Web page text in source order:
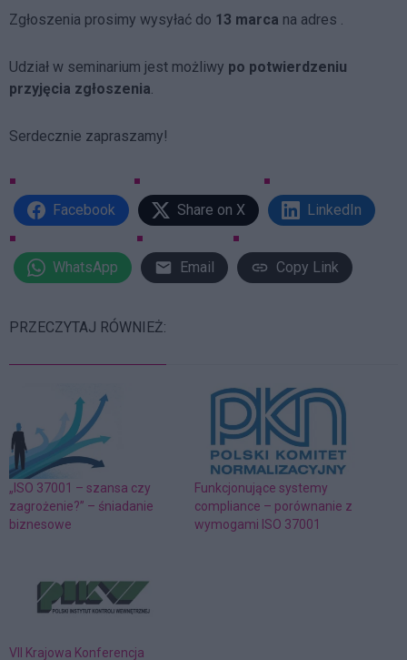
Zgłoszenia prosimy wysyłać do 13 marca na adres .
Udział w seminarium jest możliwy po potwierdzeniu
przyjęcia zgłoszenia
Serdecznie zapraszamy!
Facebook Share on X LinkedIn
WhatsApp Email Copy Link
PRZECZYTAJ RÓWNIEŻ:
„ISO 37001 – szansa czy
zagrożenie?” – śniadanie
biznesowe
Funkcjonujące systemy
compliance – porównanie z
wymogami ISO 37001
VII Krajowa Konferencja